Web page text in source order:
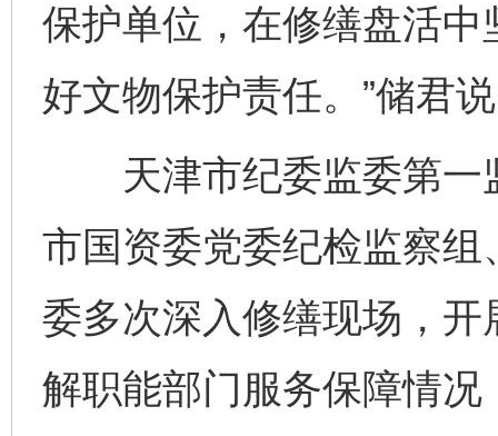
保护单位，在修缮盘活
好文物保护责任。”储君
天津市纪委监委第一
市国资委党委纪检监察
委多次深入修缮现场，
解职能部门服务保障情